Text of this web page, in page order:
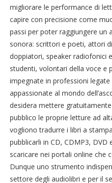
migliorare le performance di
capire con precisione come
passi per poter raggiungere un
sonora: scrittori e poeti, attori
doppiatori, speaker radiofonici
studenti, volontari della voce e
impegnate in professioni legate
appassionate al mondo
desidera mettere
pubblico le proprie letture ad
vogliono tradurre i libri a
pubblicarli in CD, CDMP3, DVD
scaricare nei portali online che
Dunque uno strumento
settore degli audiolibri e per il